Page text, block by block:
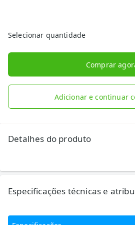
Selecionar quantidade
Comprar
Adicionar e continuar
Detalhes do produto
Especificações técnicas e